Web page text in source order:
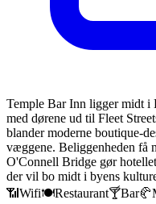
Temple Bar Inn ligger midt i
med dørene ud til Fleet
blander moderne boutique-
væggene. Beliggenheden få
O'Connell Bridge gør
der vil bo midt i byens
📶 Wifi🍽️Restaurant🍸Bar🥐